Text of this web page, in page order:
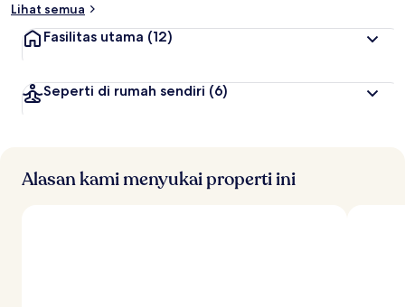
Lihat semua
Fasilitas utama (12)
Seperti di rumah sendiri (6)
Alasan kami menyukai properti ini